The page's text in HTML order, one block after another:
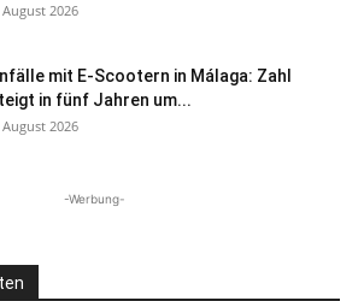
August 2026
mit E-Scootern in Málaga: Zahl
in fünf Jahren um...
August 2026
-Werbung-